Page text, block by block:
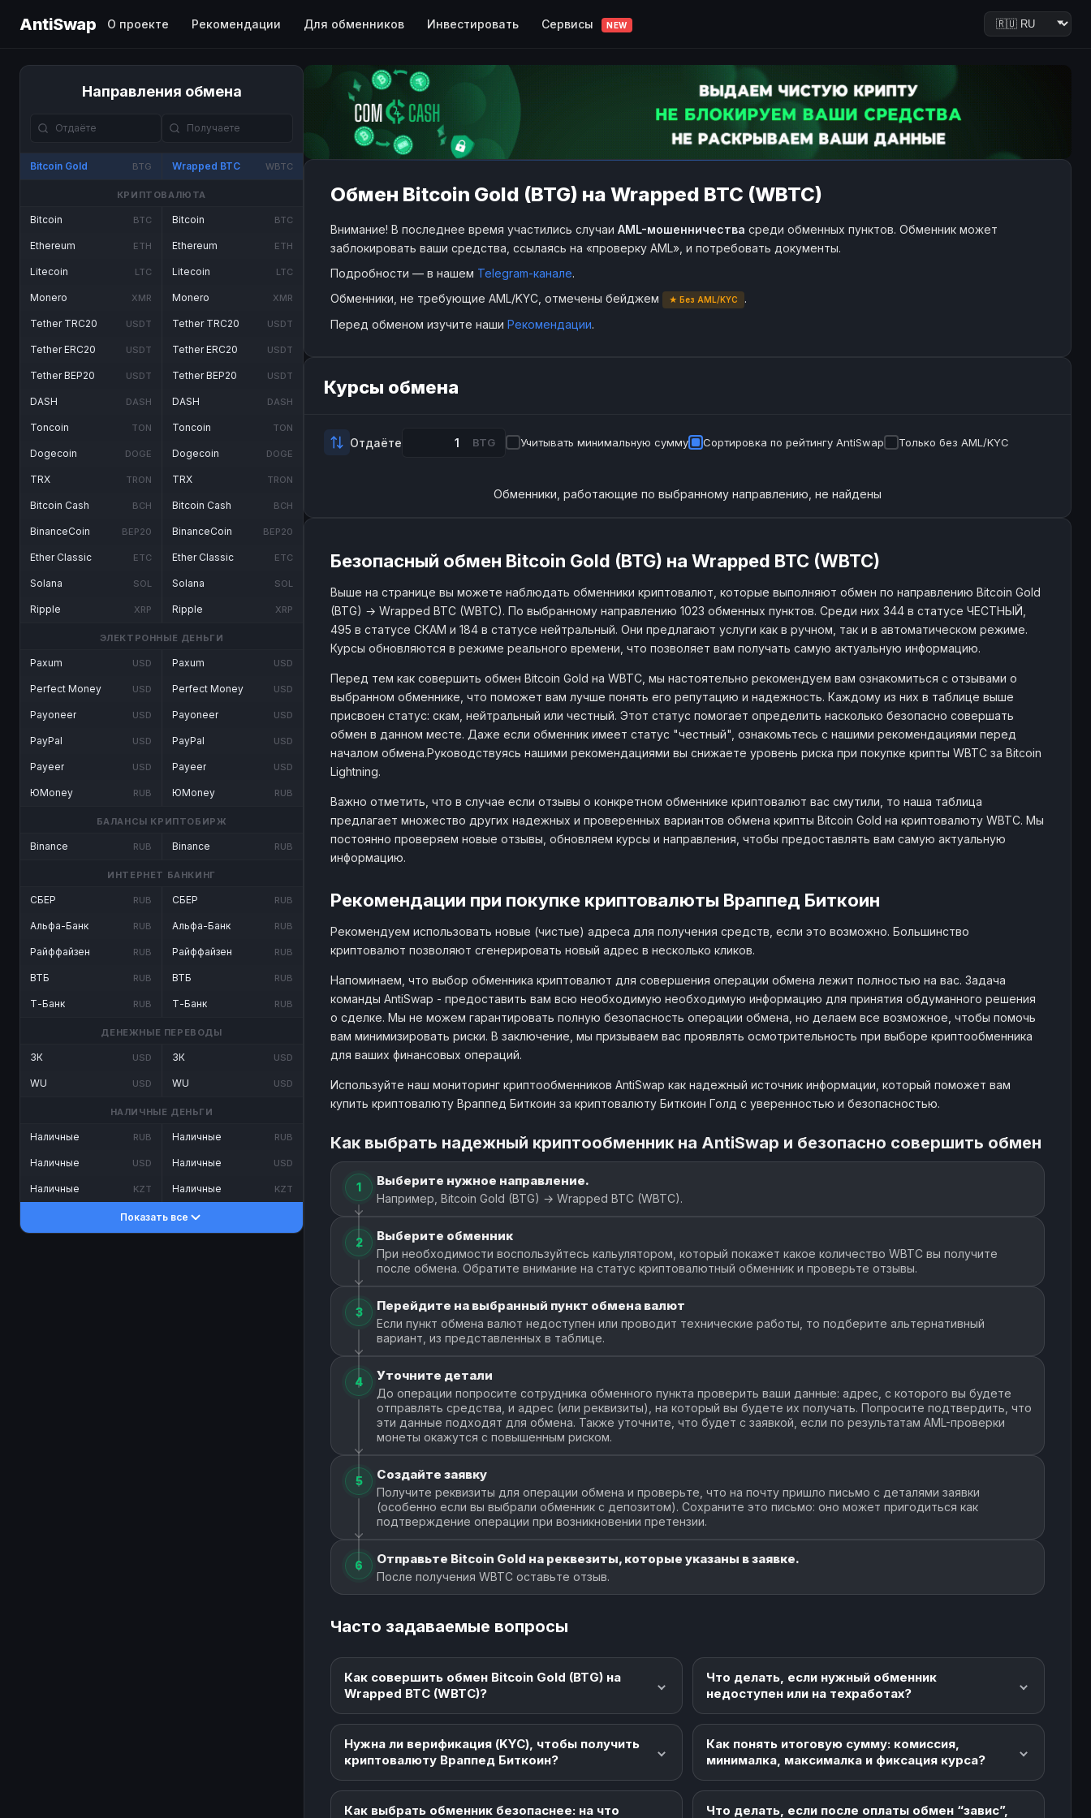
AntiSwap О проекте Рекомендации Для обменников Инвестировать Сервисы NEW
Направления обмена
Bitcoin Gold BTG Wrapped BTC WBTC
КРИПТОВАЛЮТА
Bitcoin BTC
Ethereum ETH
Litecoin LTC
Monero XMR
Tether TRC20 USDT
Tether ERC20 USDT
Tether BEP20 USDT
DASH DASH
Toncoin TON
Dogecoin DOGE
TRX TRON
Bitcoin Cash BCH
BinanceCoin BEP20
Ether Classic ETC
Solana SOL
Ripple XRP
Bitcoin BTC
Ethereum ETH
Litecoin LTC
Monero XMR
Tether TRC20 USDT
Tether ERC20 USDT
Tether BEP20 USDT
DASH DASH
Toncoin TON
Dogecoin DOGE
TRX TRON
Bitcoin Cash BCH
BinanceCoin BEP20
Ether Classic ETC
Solana SOL
Ripple XRP
ЭЛЕКТРОННЫЕ ДЕНЬГИ
Paxum USD
Perfect Money USD
Payoneer USD
PayPal USD
Payeer USD
ЮMoney RUB
Paxum USD
Perfect Money USD
Payoneer USD
PayPal USD
Payeer USD
ЮMoney RUB
БАЛАНСЫ КРИПТОБИРЖ
Binance RUB Binance RUB
ИНТЕРНЕТ БАНКИНГ
СБЕР RUB
Альфа-Банк RUB
Райффайзен RUB
ВТБ RUB
Т-Банк RUB
СБЕР RUB
Альфа-Банк RUB
Райффайзен RUB
ВТБ RUB
Т-Банк RUB
ДЕНЕЖНЫЕ ПЕРЕВОДЫ
ЗК USD
WU USD
ЗК USD
WU USD
НАЛИЧНЫЕ ДЕНЬГИ
Наличные RUB
Наличные USD
Наличные KZT
Наличные RUB
Наличные USD
Наличные KZT
Показать все
Обмен Bitcoin Gold (BTG) на Wrapped BTC (WBTC)
Внимание! В последнее время участились случаи AML-мошенничества среди обменных пунктов. Обменник может
заблокировать ваши средства, ссылаясь на «проверку AML», и потребовать документы.
Подробности — в нашем Telegram-канале.
Обменники, не требующие AML/KYC, отмечены бейджем
★ Без AML/KYC
.
Перед обменом изучите наши Рекомендации.
Курсы обмена
Отдаёте BTG Учитывать минимальную сумму Сортировка по рейтингу AntiSwap Только без AML/KYC
Обменники, работающие по выбранному направлению, не найдены
Безопасный обмен Bitcoin Gold (BTG) на Wrapped BTC (WBTC)
Выше на странице вы можете наблюдать обменники криптовалют, которые выполняют обмен по направлению Bitcoin Gold
(BTG) → Wrapped BTC (WBTC). По выбранному направлению 1023 обменных пунктов. Среди них 344 в статусе ЧЕСТНЫЙ,
495 в статусе СКАМ и 184 в статусе нейтральный. Они предлагают услуги как в ручном, так и в автоматическом режиме.
Курсы обновляются в режиме реального времени, что позволяет вам получать самую актуальную информацию.
Перед тем как совершить обмен Bitcoin Gold на WBTC, мы настоятельно рекомендуем вам ознакомиться с отзывами о
выбранном обменнике, что поможет вам лучше понять его репутацию и надежность. Каждому из них в таблице выше
присвоен статус: скам, нейтральный или честный. Этот статус помогает определить насколько безопасно совершать
обмен в данном месте. Даже если обменник имеет статус "честный", ознакомьтесь с нашими рекомендациями перед
началом обмена.Руководствуясь нашими рекомендациями вы снижаете уровень риска при покупке крипты WBTC за Bitcoin
Lightning.
Важно отметить, что в случае если отзывы о конкретном обменнике криптовалют вас смутили, то наша таблица
предлагает множество других надежных и проверенных вариантов обмена крипты Bitcoin Gold на криптовалюту WBTC. Мы
постоянно проверяем новые отзывы, обновляем курсы и направления, чтобы предоставлять вам самую актуальную
информацию.
Рекомендации при покупке криптовалюты Враппед Биткоин
Рекомендуем использовать новые (чистые) адреса для получения средств, если это возможно. Большинство
криптовалют позволяют сгенерировать новый адрес в несколько кликов.
Напоминаем, что выбор обменника криптовалют для совершения операции обмена лежит полностью на вас. Задача
команды AntiSwap - предоставить вам всю необходимую необходимую информацию для принятия обдуманного решения
о сделке. Мы не можем гарантировать полную безопасность операции обмена, но делаем все возможное, чтобы помочь
вам минимизировать риски. В заключение, мы призываем вас проявлять осмотрительность при выборе криптообменника
для ваших финансовых операций.
Используйте наш мониторинг криптообменников AntiSwap как надежный источник информации, который поможет вам
купить криптовалюту Враппед Биткоин за криптовалюту Биткоин Голд с уверенностью и безопасностью.
Как выбрать надежный криптообменник на AntiSwap и безопасно совершить обмен
1 Выберите нужное направление.
Например, Bitcoin Gold (BTG) → Wrapped BTC (WBTC).
2 Выберите обменник
При необходимости воспользуйтесь кальулятором, который покажет какое количество WBTC вы получите
после обмена. Обратите внимание на статус криптовалютный обменник и проверьте отзывы.
3 Перейдите на выбранный пункт обмена валют
Если пункт обмена валют недоступен или проводит технические работы, то подберите альтернативный
вариант, из представленных в таблице.
4 Уточните детали
До операции попросите сотрудника обменного пункта проверить ваши данные: адрес, с которого вы будете
отправлять средства, и адрес (или реквизиты), на который вы будете их получать. Попросите подтвердить, что
эти данные подходят для обмена. Также уточните, что будет с заявкой, если по результатам AML-проверки
монеты окажутся с повышенным риском.
5 Создайте заявку
Получите реквизиты для операции обмена и проверьте, что на почту пришло письмо с деталями заявки
(особенно если вы выбрали обменник с депозитом). Сохраните это письмо: оно может пригодиться как
подтверждение операции при возникновении претензии.
6 Отправьте Bitcoin Gold на реквезиты, которые указаны в заявке.
После получения WBTC оставьте отзыв.
Часто задаваемые вопросы
Как совершить обмен Bitcoin Gold (BTG) на
Wrapped BTC (WBTC)?
Что делать, если нужный обменник
недоступен или на техработах?
Нужна ли верификация (KYC), чтобы получить
криптовалюту Враппед Биткоин?
Как понять итоговую сумму: комиссия,
минималка, максималка и фиксация курса?
Как выбрать обменник безопаснее: на что Что делать, если после оплаты обмен “завис”,